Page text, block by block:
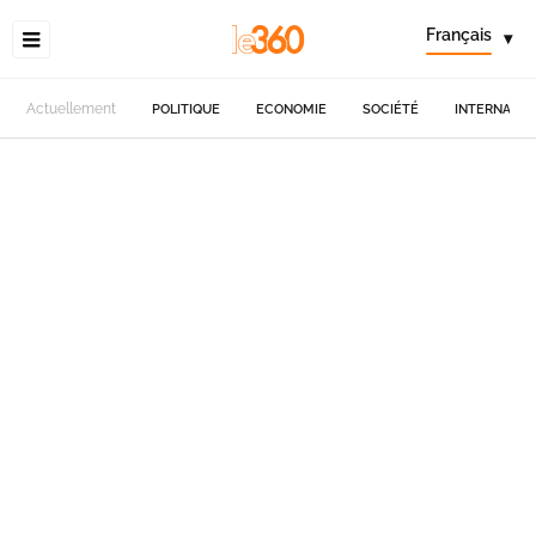
Français ▾
Actuellement POLITIQUE ECONOMIE SOCIÉTÉ